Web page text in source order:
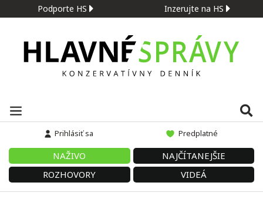
Podporte HS Inzerujte na HS
Prihlásiť sa Predplatné
NAŽIVO
NAJČÍTANEJŠIE
ROZHOVORY
VIDEÁ